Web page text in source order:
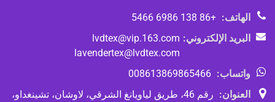
الهاتف: +86 138 6986 5466
البريد الإلكتروني: lvdtex@vip.163.com
lavendertex@lvdtex.com
واتساب: 008613869865466
العنوان:
رقم 46، طريق لياويانغ الشرقي، لاوشان، تشينغداو،